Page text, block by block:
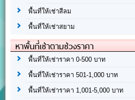
พื้นที่ให้เช่าสีลม
พื้นที่ให้เช่าสยาม
หาพื้นที่เช่าตามช่วงราคา
พื้นที่ให้เช่าราคา 0-500 บาท
พื้นที่ให้เช่าราคา 501-1,000 บาท
พื้นที่ให้เช่าราคา 1,001-5,000 บาท